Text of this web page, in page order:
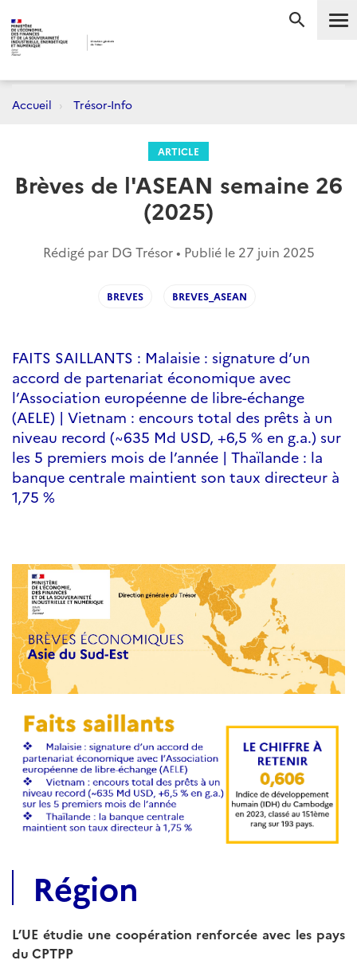
Accueil Trésor-Info
ARTICLE
Brèves de l'ASEAN semaine 26
(2025)
Rédigé par DG Trésor • Publié le 27 juin 2025
BREVES BREVES_ASEAN
FAITS SAILLANTS : Malaisie : signature d’un
accord de partenariat économique avec
l’Association européenne de libre-échange
(AELE) | Vietnam : encours total des prêts à un
niveau record (~635 Md USD, +6,5 % en g.a.) sur
les 5 premiers mois de l’année | Thaïlande : la
banque centrale maintient son taux directeur à
1,75 %
Région
L’UE étudie une coopération renforcée avec les pays
du CPTPP